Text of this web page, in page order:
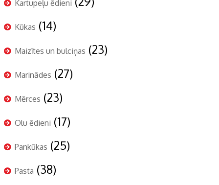
Kartupeļu ēdieni
Kūkas (14)
Maizītes un bulciņas (23)
Marinādes (27)
Mērces (23)
Olu ēdieni (17)
Pankūkas (25)
Pasta (38)